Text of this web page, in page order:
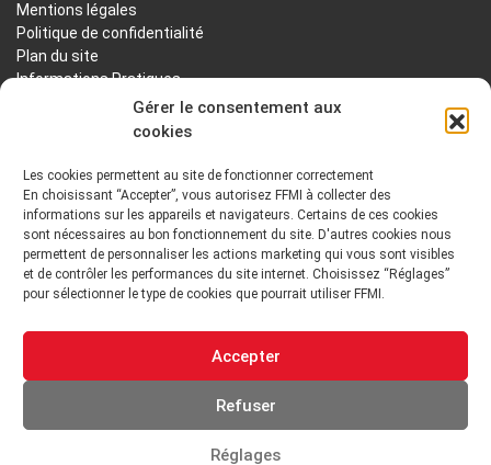
Gérer le consentement aux
cookies
Les cookies permettent au site de fonctionner correctement
En choisissant “Accepter”, vous autorisez FFMI à collecter des
informations sur les appareils et navigateurs. Certains de ces cookies
sont nécessaires au bon fonctionnement du site. D'autres cookies nous
permettent de personnaliser les actions marketing qui vous sont visibles
et de contrôler les performances du site internet. Choisissez “Réglages”
pour sélectionner le type de cookies que pourrait utiliser FFMI.
Accepter
Refuser
Réglages
Mentions légales
Politique de confidentialité
Plan du site
Informations Pratiques
PRÉSENTATION NOTRE HISTOIRE
DÉONTOLOGIE PRINCIPES ORIENTATIONS
GOUVERNANCE
ENVIRONNEMENT TECHNIQUE ET INSTITUTIONNEL